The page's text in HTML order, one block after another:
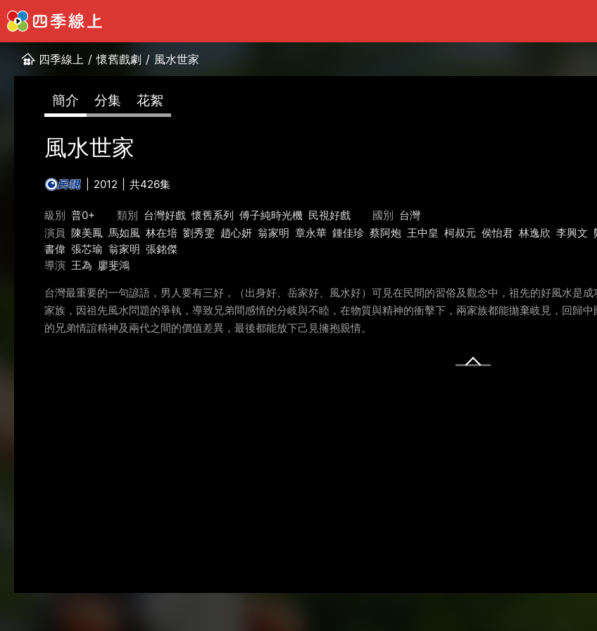
四季線上 / 懷舊戲劇 / 風水世家
簡介 分集 花絮
風水世家
2012 共426集
級別 普0+ 類別 台灣好戲 懷舊系列 傅子純時光機 民視好戲 國別 台灣
演員 陳美鳳 馬如風 林在培 劉秀雯 趙心妍 翁家明 章永華 鍾佳珍 蔡阿炮 王中皇 柯叔元 侯怡君 林逸欣 李興文
書偉 張芯瑜 翁家明 張銘傑
導演 王為 廖斐鴻
台灣最重要的一句諺語，男人要有三好，（出身好、岳家好、風水好）可見在民間的習俗及觀念中，祖先的好風水是
家族，因祖先風水問題的爭執，導致兄弟間感情的分岐與不睦，在物質與精神的衝擊下，兩家族都能拋棄岐見，回歸
的兄弟情誼精神及兩代之間的價值差異，最後都能放下己見擁抱親情。